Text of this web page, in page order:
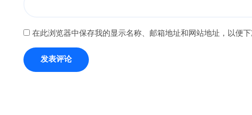
在此浏览器中保存我的显示名称、邮箱地址和网站地址，以便下